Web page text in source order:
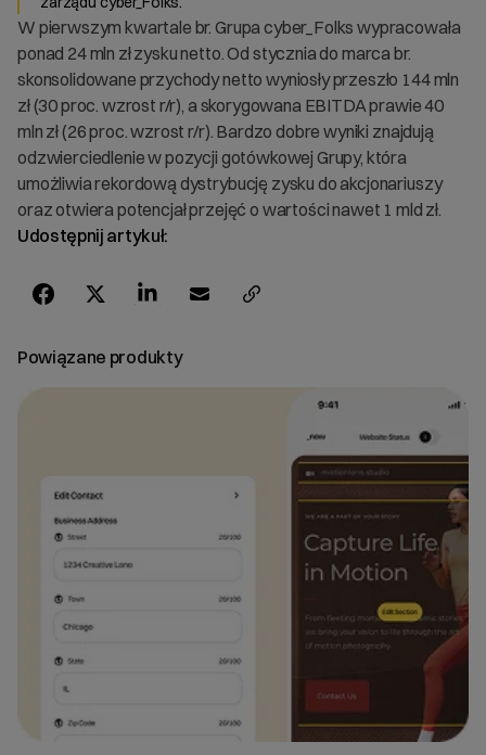
Udostępnij artykuł:
Powiązane produkty
W pierwszym kwartale br. Grupa cyber_Folks wypracowała
ponad 24 mln zł zysku netto. Od stycznia do marca br.
skonsolidowane przychody netto wyniosły przeszło 144 mln
zł (30 proc. wzrost r/r), a skorygowana EBITDA prawie 40
mln zł (26 proc. wzrost r/r). Bardzo dobre wyniki znajdują
odzwierciedlenie w pozycji gotówkowej Grupy, która
umożliwia rekordową dystrybucję zysku do akcjonariuszy
oraz otwiera potencjał przejęć o wartości nawet 1 mld zł.